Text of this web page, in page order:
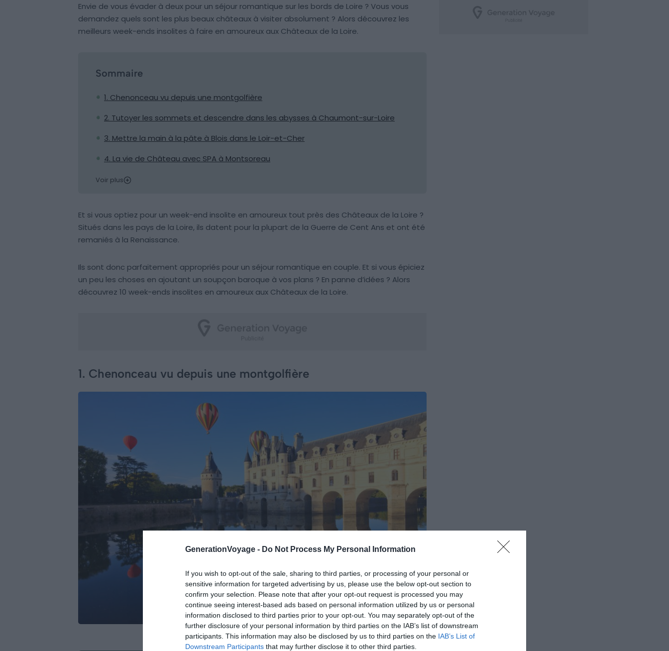
GenerationVoyage - Do Not Process My Personal Information
If you wish to opt-out of the sale, sharing to third parties, or processing of your personal or
sensitive information for targeted advertising by us, please use the below opt-out section to
confirm your selection. Please note that after your opt-out request is processed you may
continue seeing interest-based ads based on personal information utilized by us or personal
information disclosed to third parties prior to your opt-out. You may separately opt-out of the
further disclosure of your personal information by third parties on the IAB’s list of downstream
participants. This information may also be disclosed by us to third parties on the IAB’s List of
Downstream Participants that may further disclose it to other third parties.
Envie de vous évader à deux pour un séjour romantique sur les bords de Loire ? Vous vous
demandez quels sont les plus beaux châteaux à visiter absolument ? Alors découvrez les
meilleurs week-ends insolites à faire en amoureux aux Châteaux de la Loire.
Sommaire
1. Chenonceau vu depuis une montgolfière
2. Tutoyer les sommets et descendre dans les abysses à Chaumont-sur-Loire
3. Mettre la main à la pâte à Blois dans le Loir-et-Cher
4. La vie de Château avec SPA à Montsoreau
Voir plus
Et si vous optiez pour un week-end insolite en amoureux tout près des Châteaux de la Loire ?
Situés dans les pays de la Loire, ils datent pour la plupart de la Guerre de Cent Ans et ont été
remaniés à la Renaissance.
Ils sont donc parfaitement appropriés pour un séjour romantique en couple. Et si vous épiciez
un peu les choses en ajoutant un soupçon baroque à vos plans ? En panne d’idées ? Alors
découvrez 10 week-ends insolites en amoureux aux Châteaux de la Loire.
1. Chenonceau vu depuis une montgolfière
Crédit photo : Shutterstock – andre quinou